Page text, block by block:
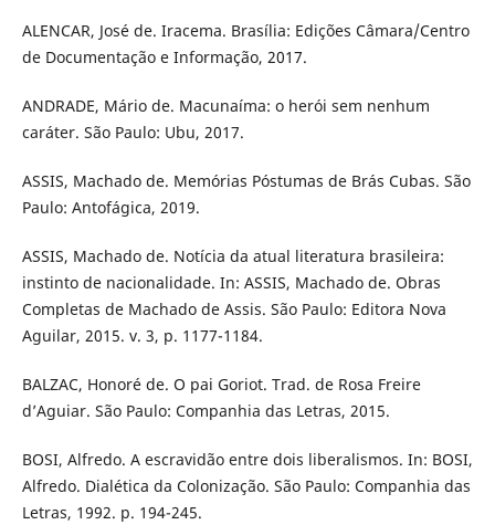
ALENCAR, José de. Iracema. Brasília: Edições Câmara/Centro
de Documentação e Informação, 2017.
ANDRADE, Mário de. Macunaíma: o herói sem nenhum
caráter. São Paulo: Ubu, 2017.
ASSIS, Machado de. Memórias Póstumas de Brás Cubas. São
Paulo: Antofágica, 2019.
ASSIS, Machado de. Notícia da atual literatura brasileira:
instinto de nacionalidade. In: ASSIS, Machado de. Obras
Completas de Machado de Assis. São Paulo: Editora Nova
Aguilar, 2015. v. 3, p. 1177-1184.
BALZAC, Honoré de. O pai Goriot. Trad. de Rosa Freire
d’Aguiar. São Paulo: Companhia das Letras, 2015.
BOSI, Alfredo. A escravidão entre dois liberalismos. In: BOSI,
Alfredo. Dialética da Colonização. São Paulo: Companhia das
Letras, 1992. p. 194-245.